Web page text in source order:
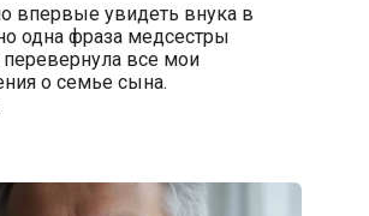
впервые увидеть внука в
одна фраза медсестры
все мои
о семье сына.